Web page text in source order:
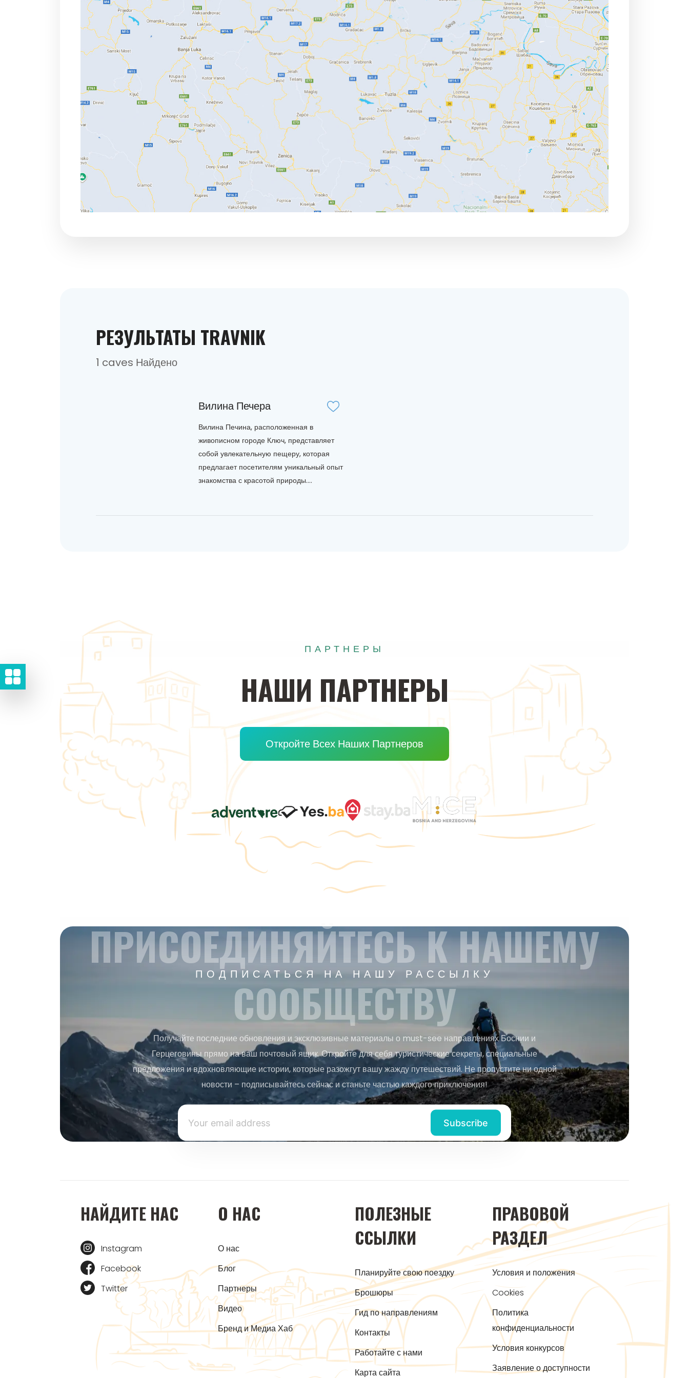
РЕЗУЛЬТАТЫ TRAVNIK
1 caves Найдено
Вилина Печера
Вилина Печина, расположенная в
живописном городе Ключ, представляет
собой увлекательную пещеру, которая
предлагает посетителям уникальный опыт
знакомства с красотой природы....
ПАРТНЕРЫ
НАШИ ПАРТНЕРЫ
Откройте Всех Наших Партнеров
ПОДПИСАТЬСЯ НА НАШУ РАССЫЛКУ
ПРИСОЕДИНЯЙТЕСЬ К НАШЕМУ
СООБЩЕСТВУ
Получайте последние обновления и эксклюзивные материалы о must-see направлениях Боснии и
Герцеговины прямо на ваш почтовый ящик. Откройте для себя туристические секреты, специальные
предложения и вдохновляющие истории, которые разожгут вашу жажду путешествий. Не пропустите ни одной
новости – подписывайтесь сейчас и станьте частью каждого приключения!
НАЙДИТЕ НАС
Instagram
Facebook
Twitter
О НАС
О нас
Блог
Партнеры
Видео
Бренд и Медиа Хаб
ПОЛЕЗНЫЕ
ССЫЛКИ
Планируйте свою поездку
Брошюры
Гид по направлениям
Контакты
Работайте с нами
Карта сайта
ПРАВОВОЙ
РАЗДЕЛ
Условия и положения
Cookies
Политика
конфиденциальности
Условия конкурсов
Заявление о доступности